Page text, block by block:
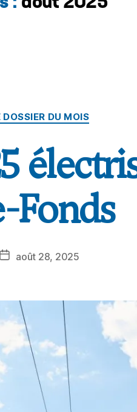
DOSSIER DU MOIS
Fonds
août 28, 2025